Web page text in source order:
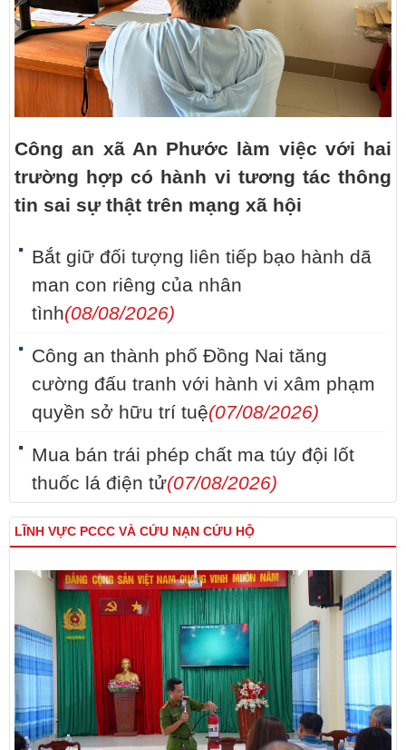
Công an xã An Phước làm việc với hai
trường hợp có hành vi tương tác thông
tin sai sự thật trên mạng xã hội
Bắt giữ đối tượng liên tiếp bạo hành dã
man con riêng của nhân
tình(08/08/2026)
Công an thành phố Đồng Nai tăng
cường đấu tranh với hành vi xâm phạm
quyền sở hữu trí tuệ(07/08/2026)
Mua bán trái phép chất ma túy đội lốt
thuốc lá điện tử(07/08/2026)
LĨNH VỰC PCCC VÀ CỨU NẠN CỨU HỘ